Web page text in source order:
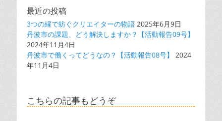
最近の投稿
3つの縁で紡ぐクリエイターの物語 2025年6月9日
丹波市の課題、どう解決しますか？【活動報告09号】
2024年11月4日
丹波市で働くってどうなの？【活動報告08号】
2024
年11月4日
こちらの記事もどうぞ